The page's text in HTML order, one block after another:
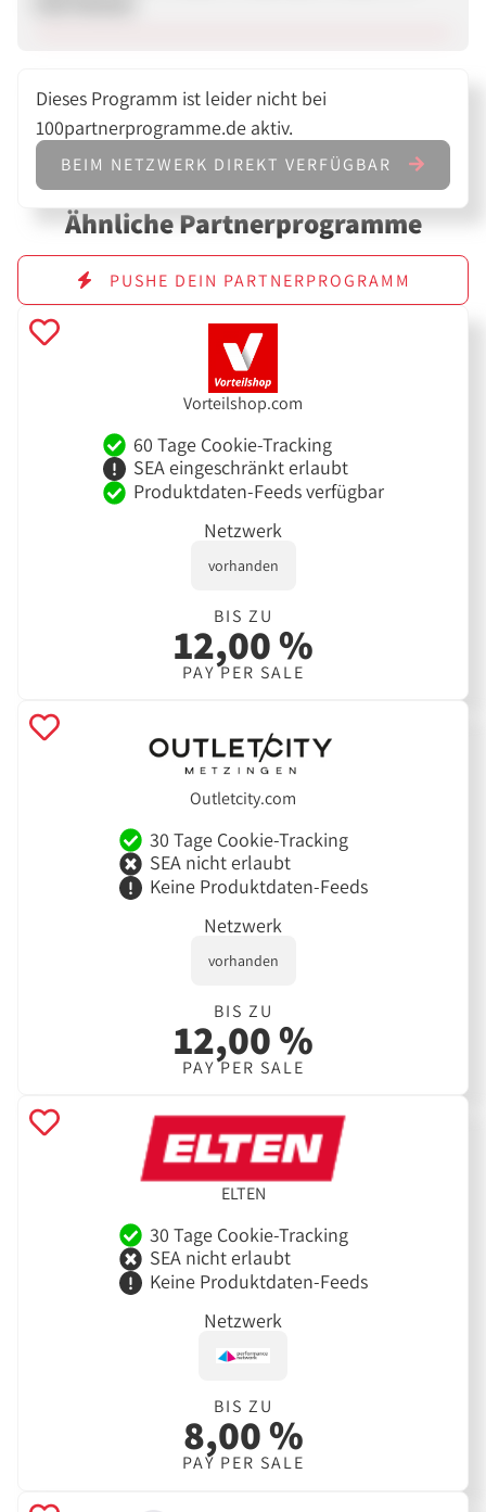
Dieses Programm ist leider nicht bei
100partnerprogramme.de aktiv.
BEIM NETZWERK DIREKT VERFÜGBAR
Ähnliche Partnerprogramme
PUSHE DEIN PARTNERPROGRAMM
Vorteilshop.com
60 Tage Cookie-Tracking
SEA eingeschränkt erlaubt
Produktdaten-Feeds verfügbar
Netzwerk
vorhanden
BIS ZU
12,00 %
PAY PER SALE
Outletcity.com
30 Tage Cookie-Tracking
SEA nicht erlaubt
Keine Produktdaten-Feeds
Netzwerk
vorhanden
BIS ZU
12,00 %
PAY PER SALE
ELTEN
30 Tage Cookie-Tracking
SEA nicht erlaubt
Keine Produktdaten-Feeds
Netzwerk
BIS ZU
8,00 %
PAY PER SALE